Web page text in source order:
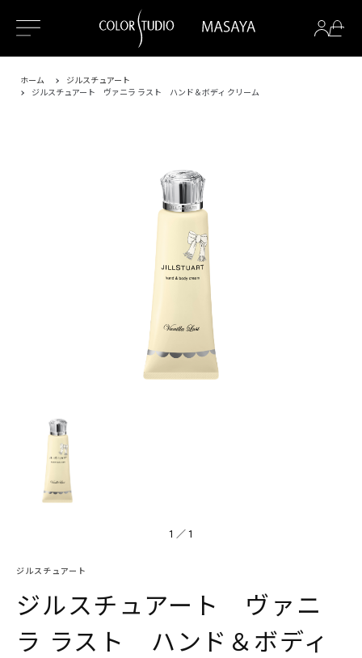
ホーム
ジルスチュアート
ジルスチュアート ヴァニラ ラスト ハンド＆ボディ クリーム
1 ／ 1
ジルスチュアート
ジルスチュアート ヴァニ
ラ ラスト ハンド＆ボディ